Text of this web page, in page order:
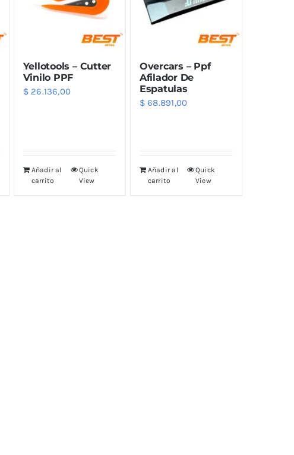
Herramientas
Aspiradoras
Acc para Hidrolavadoras
Pulverizadores
Vintex
Roberlo
Yellotools – Cutter
Vinilo PPF
$26.136,00
Añadir al
carrito
Quick
View
Overcars – Ppf
Afilador De
Espatulas
$ 68.891,00
Añadir al
carrito
Quick
View